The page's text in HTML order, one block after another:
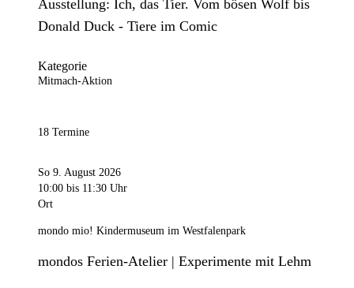
Ausstellung: Ich, das Tier. Vom bösen Wolf bis
Donald Duck - Tiere im Comic
Kategorie
Mitmach-Aktion
18 Termine
So 9. August 2026
10:00 bis 11:30 Uhr
Ort
mondo mio! Kindermuseum im Westfalenpark
mondos Ferien-Atelier | Experimente mit Lehm